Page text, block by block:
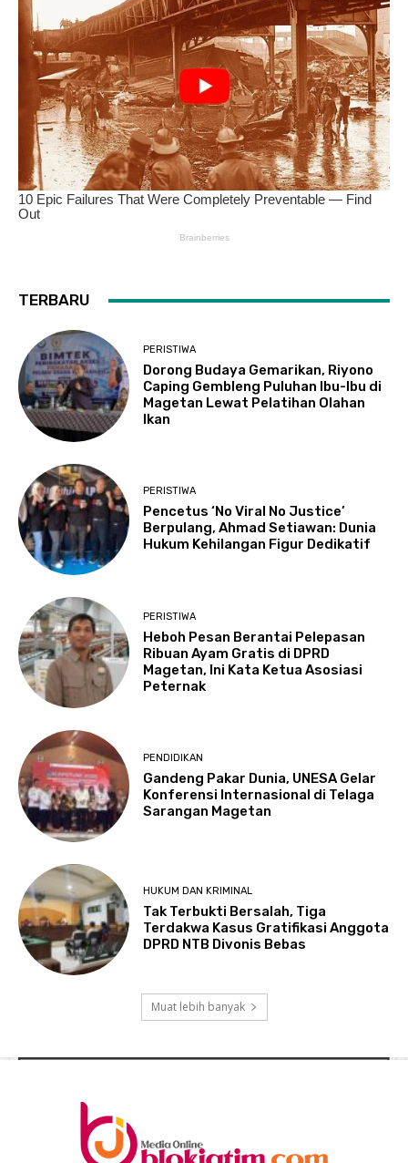
TERBARU
PERISTIWA
Dorong Budaya Gemarikan, Riyono
Caping Gembleng Puluhan Ibu-Ibu di
Magetan Lewat Pelatihan Olahan
Ikan
PERISTIWA
Pencetus ‘No Viral No Justice’
Berpulang, Ahmad Setiawan: Dunia
Hukum Kehilangan Figur Dedikatif
PERISTIWA
Heboh Pesan Berantai Pelepasan
Ribuan Ayam Gratis di DPRD
Magetan, Ini Kata Ketua Asosiasi
Peternak
PENDIDIKAN
Gandeng Pakar Dunia, UNESA Gelar
Konferensi Internasional di Telaga
Sarangan Magetan
HUKUM DAN KRIMINAL
Tak Terbukti Bersalah, Tiga
Terdakwa Kasus Gratifikasi Anggota
DPRD NTB Divonis Bebas
Muat lebih banyak